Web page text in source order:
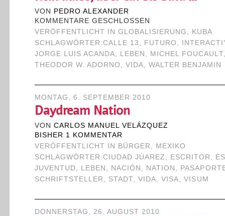
VON
PEDRO ALEXANDER
KOMMENTARE GESCHLOSSEN
VERÖFFENTLICHT IN GLOBALISIERUNG , KUBA
SCHLAGWÖRTER:CALLE 13 , FUTURO ,
JORGE LUIS ACANDA, LEBEN , MICHEL FOUCAULT
THEODOR W. ADORNO , VIDA,WALTER BENJAMIN
MONTAG, 6. SEPTEMBER 2010
Daydream Nation
VON CARLOS MANUEL VELÁZQUEZ
BISHER 1 KOMMENTAR
VERÖFFENTLICHT IN
BÜRGER , MEXIKO
SCHLAGWÖRTER:CIUDAD JÚAREZ , ESCRITOR ,
JUVENTUD, LEBEN , NACIÓN , NATION ,
SCHRIFTSTELLER , STADT,VIDA,VISA,VISUM
DONNERSTAG, 26. AUGUST 2010